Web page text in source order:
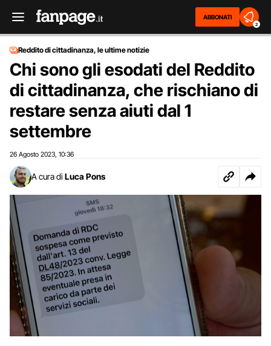
ABBONATI
2
Reddito di cittadinanza, le ultime notizie
Chi sono gli esodati del Reddito
di cittadinanza, che rischiano di
restare senza aiuti dal 1
settembre
26 Agosto 2023 10:36
A cura di Luca Pons